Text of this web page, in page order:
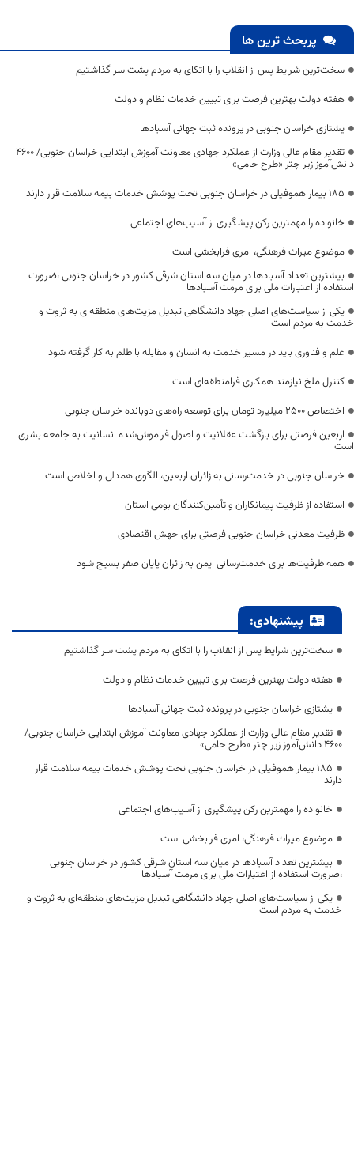
پربحث ترین ها
سخت‌ترین شرایط پس از انقلاب را با اتکای به مردم پشت سر گذاشتیم
هفته دولت بهترین فرصت برای تبیین خدمات نظام و دولت
یشتازی خراسان جنوبی در پرونده ثبت جهانی آسبادها
تقدیر مقام عالی وزارت از عملکرد جهادی معاونت آموزش ابتدایی خراسان جنوبی/ ۴۶۰۰
دانش‌آموز زیر چتر «طرح حامی»
۱۸۵ بیمار هموفیلی در خراسان جنوبی تحت پوشش خدمات بیمه سلامت قرار دارند
خانواده را مهمترین رکن پیشگیری از آسیب‌های اجتماعی
موضوع میراث فرهنگی، امری فرابخشی است
بیشترین تعداد آسبادها در میان سه استان شرقی کشور در خراسان جنوبی ،ضرورت
استفاده از اعتبارات ملی برای مرمت آسبادها
یکی از سیاست‌های اصلی جهاد دانشگاهی تبدیل مزیت‌های منطقه‌ای به ثروت و
خدمت به مردم است
علم و فناوری باید در مسیر خدمت به انسان و مقابله با ظلم به کار گرفته شود
کنترل ملخ نیازمند همکاری فرامنطقه‌ای است
اختصاص 2500 میلیارد تومان برای توسعه راه‌های دوبانده خراسان جنوبی
اربعین فرصتی برای بازگشت عقلانیت و اصول فراموش‌شده انسانیت به جامعه بشری
است
خراسان جنوبی در خدمت‌رسانی به زائران اربعین، الگوی همدلی و اخلاص است
استفاده از ظرفیت پیمانکاران و تأمین‌کنندگان بومی استان
ظرفیت معدنی خراسان جنوبی فرصتی برای جهش اقتصادی
همه ظرفیت‌ها برای خدمت‌رسانی ایمن به زائران پایان صفر بسیج شود
پیشنهادی:
سخت‌ترین شرایط پس از انقلاب را با اتکای به مردم پشت سر گذاشتیم
هفته دولت بهترین فرصت برای تبیین خدمات نظام و دولت
یشتازی خراسان جنوبی در پرونده ثبت جهانی آسبادها
تقدیر مقام عالی وزارت از عملکرد جهادی معاونت آموزش ابتدایی خراسان جنوبی/
۴۶۰۰ دانش‌آموز زیر چتر «طرح حامی»
۱۸۵ بیمار هموفیلی در خراسان جنوبی تحت پوشش خدمات بیمه سلامت قرار
دارند
خانواده را مهمترین رکن پیشگیری از آسیب‌های اجتماعی
موضوع میراث فرهنگی، امری فرابخشی است
بیشترین تعداد آسبادها در میان سه استان شرقی کشور در خراسان جنوبی
،ضرورت استفاده از اعتبارات ملی برای مرمت آسبادها
یکی از سیاست‌های اصلی جهاد دانشگاهی تبدیل مزیت‌های منطقه‌ای به ثروت و
خدمت به مردم است